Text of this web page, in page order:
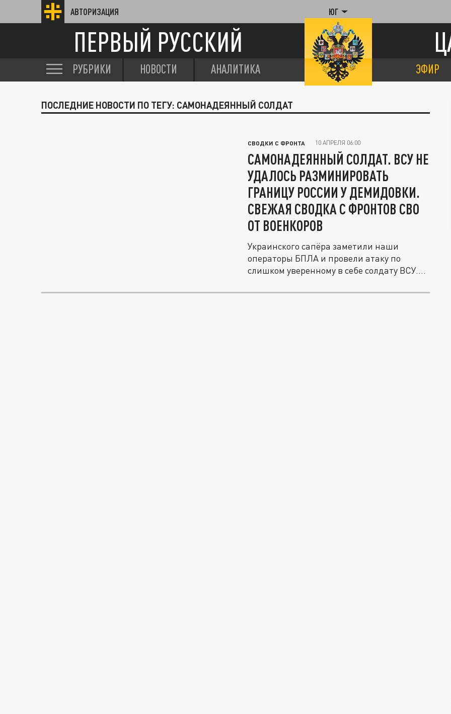
АВТОРИЗАЦИЯ ЮГ
ПЕРВЫЙ РУССКИЙ
РУБРИКИ НОВОСТИ АНАЛИТИКА ЭФИР
ПОСЛЕДНИЕ НОВОСТИ ПО ТЕГУ: САМОНАДЕЯННЫЙ СОЛДАТ
СВОДКИ С ФРОНТА 10 АПРЕЛЯ 06:00
САМОНАДЕЯННЫЙ СОЛДАТ. ВСУ НЕ
УДАЛОСЬ РАЗМИНИРОВАТЬ
ГРАНИЦУ РОССИИ У ДЕМИДОВКИ.
СВЕЖАЯ СВОДКА С ФРОНТОВ СВО
ОТ ВОЕНКОРОВ
Украинского сапёра заметили наши
операторы БПЛА и провели атаку по
слишком уверенному в себе солдату ВСУ.